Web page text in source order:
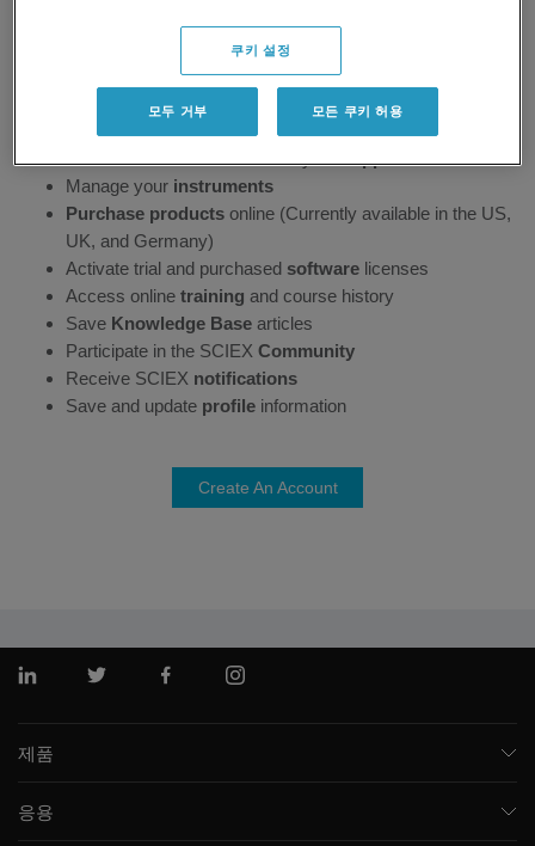
Create Account
Manage your instruments
Purchase products online (Currently available in the US,
UK, and Germany)
Activate trial and purchased software licenses
Access online training and course history
Save Knowledge Base articles
Participate in the SCIEX Community
Receive SCIEX notifications
Save and update profile information
Create An Account
링크드인트위터 페이스북인스 타 그램
제품
모세관 전기영동
응용
쿠키 설정
모두 거부 모든 쿠키 허용